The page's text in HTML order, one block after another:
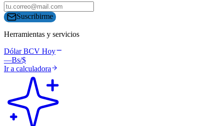
Suscribirme
Herramientas y servicios
Dólar BCV Hoy
—Bs/$
Ir a calculadora